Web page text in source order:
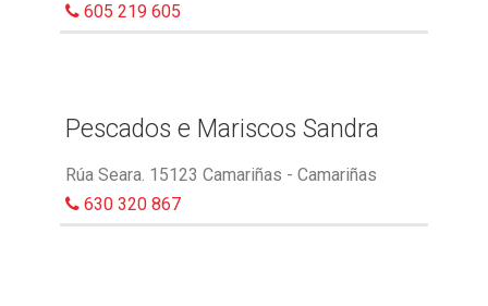
605 219 605
Pescados e Mariscos Sandra
Rúa Seara. 15123 Camariñas - Camariñas
630 320 867